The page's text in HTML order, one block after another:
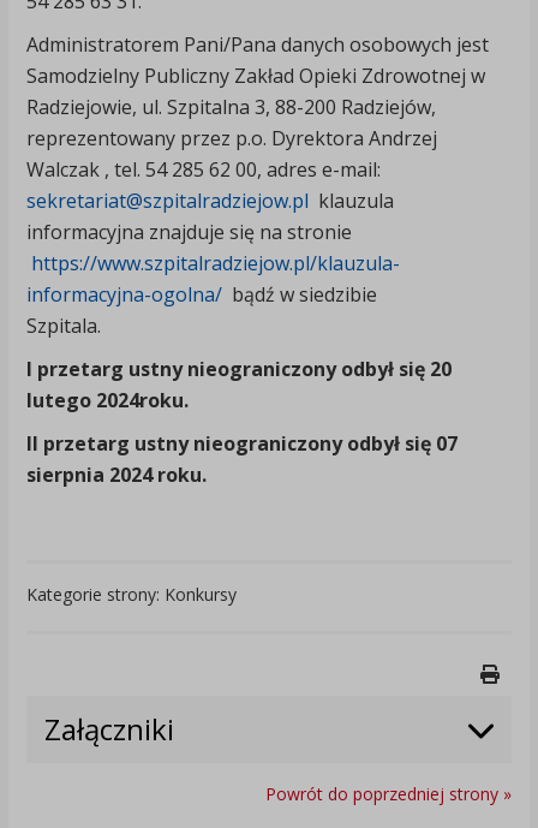
Administratorem Pani/Pana danych osobowych jest
Samodzielny Publiczny Zakład Opieki Zdrowotnej w
Radziejowie, ul. Szpitalna 3, 88-200 Radziejów,
reprezentowany przez p.o. Dyrektora Andrzej
Walczak , tel. 54 285 62 00, adres e-mail:
sekretariat@szpitalradziejow.pl klauzula
informacyjna znajduje się na stronie
https://www.szpitalradziejow.pl/klauzula-
informacyjna-ogolna/ bądź w siedzibie
Szpitala.
I przetarg ustny nieograniczony odbył się 20
lutego 2024roku.
II przetarg ustny nieograniczony odbył się 07
sierpnia 2024 roku.
Kategorie strony: Konkursy
Załączniki
Powrót do poprzedniej strony »